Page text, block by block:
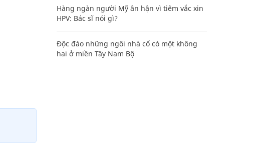
Hàng ngàn người Mỹ ân hận vì tiêm vắc xin
HPV: Bác sĩ nói gì?
Độc đáo những ngôi nhà cổ có một không
hai ở miền Tây Nam Bộ